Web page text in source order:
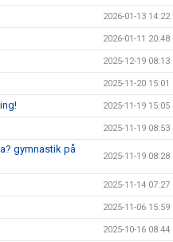
2026-01-13 14:22
2026-01-11 20:48
2025-12-19 08:13
2025-11-20 15:01
2025-11-19 15:05
2025-11-19 08:53
gymnastik på
2025-11-19 08:28
2025-11-14 07:27
2025-11-06 15:59
2025-10-16 08:44